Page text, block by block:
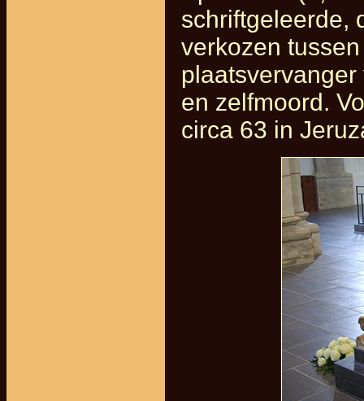
schriftgeleerde,
verkozen
en zelfmoord.
circa 63 in